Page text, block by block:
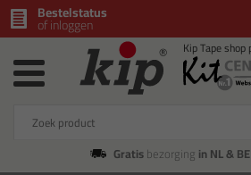
Bestelstatus
of inloggen
Gratisbezorging in NL & BE